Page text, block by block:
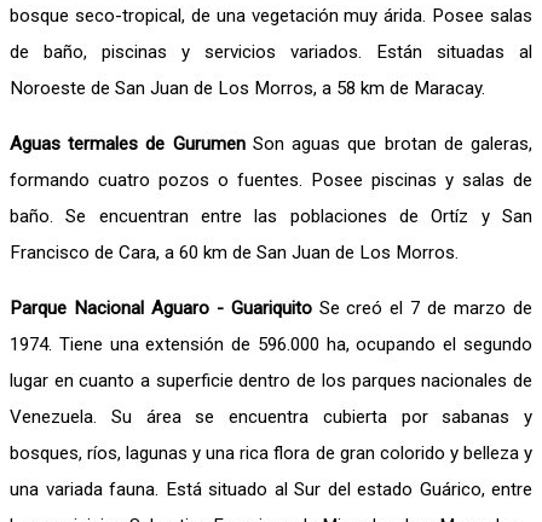
bosque seco-tropical, de una vegetación muy árida. Posee salas
de baño, piscinas y servicios variados. Están situadas al
Noroeste de San Juan de Los Morros, a 58 km de Maracay.
Aguas termales de GurumenSon aguas que brotan de galeras,
formando cuatro pozos o fuentes. Posee piscinas y salas de
baño. Se encuentran entre las poblaciones de Ortíz y San
Francisco de Cara, a 60 km de San Juan de Los Morros.
Parque Nacional Aguaro - GuariquitoSe creó el 7 de marzo de
1974. Tiene una extensión de 596.000 ha, ocupando el segundo
lugar en cuanto a superficie dentro de los parques nacionales de
Venezuela. Su área se encuentra cubierta por sabanas y
bosques, ríos, lagunas y una rica flora de gran colorido y belleza y
una variada fauna. Está situado al Sur del estado Guárico, entre